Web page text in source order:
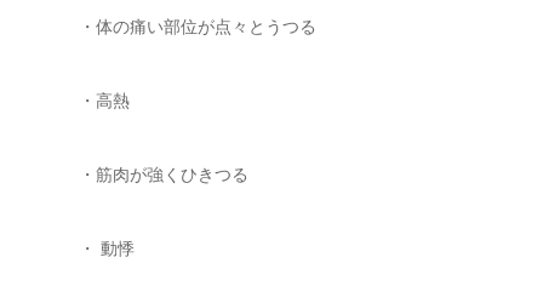
・体の痛い部位が点々とうつる
・高熱
・筋肉が強くひきつる
・ 動悸